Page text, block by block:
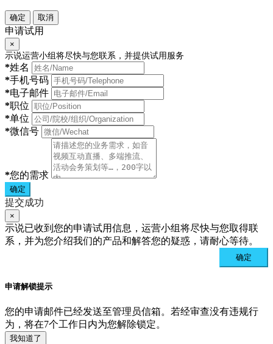
确定 取消
申请试用
×
示说运营小组将尽快与您联系，并提供试用服务
*姓名
*手机号码
*电子邮件
*职位
*单位
*微信号
*您的需求
确定
提交成功
×
示说已收到您的申请试用信息，运营小组将尽快与您取得联
系，并为您介绍我们的产品和解答您的疑惑，请耐心等待。
确定
申请解锁提示
您的申请邮件已经发送至管理员信箱。若经审查没有违规行
为，将在7个工作日内为您解除锁定。
我知道了